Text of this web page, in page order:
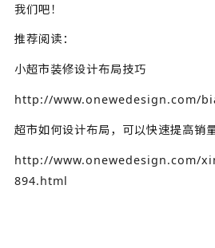
我们吧！
推荐阅读：
小超市装修设计布局技巧
http://www.onewedesign.com/
超市如何设计布局，可以快速提高销
http://www.onewedesign.com/
894.html